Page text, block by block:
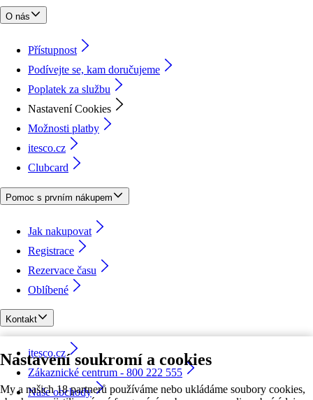
Nastavení soukromí a cookies
My a našich 18 partnerů používáme nebo ukládáme soubory cookies,
O nás
Přístupnost
Podívejte se, kam doručujeme
Poplatek za službu
Nastavení Cookies
Možnosti platby
itesco.cz
Clubcard
Pomoc s prvním nákupem
Jak nakupovat
Registrace
Rezervace času
Oblíbené
Kontakt
itesco.cz
Zákaznické centrum - 800 222 555
Naše obchody